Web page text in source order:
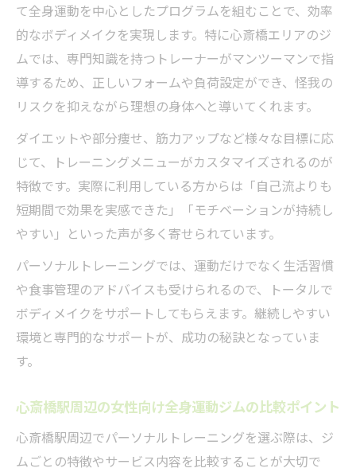
て全身運動を中心としたプログラムを組むことで、効率
的なボディメイクを実現します。特に心斎橋エリアのジ
ムでは、専門知識を持つトレーナーがマンツーマンで指
導するため、正しいフォームや負荷設定ができ、怪我の
リスクを抑えながら理想の身体へと導いてくれます。
ダイエットや部分痩せ、筋力アップなど様々な目標に応
じて、トレーニングメニューがカスタマイズされるのが
特徴です。実際に利用している方からは「自己流よりも
短期間で効果を実感できた」「モチベーションが持続し
やすい」といった声が多く寄せられています。
パーソナルトレーニングでは、運動だけでなく生活習慣
や食事管理のアドバイスも受けられるので、トータルで
ボディメイクをサポートしてもらえます。継続しやすい
環境と専門的なサポートが、成功の秘訣となっていま
す。
心斎橋駅周辺の女性向け全身運動ジムの比較ポイント
心斎橋駅周辺でパーソナルトレーニングを選ぶ際は、ジ
ムごとの特徴やサービス内容を比較することが大切で